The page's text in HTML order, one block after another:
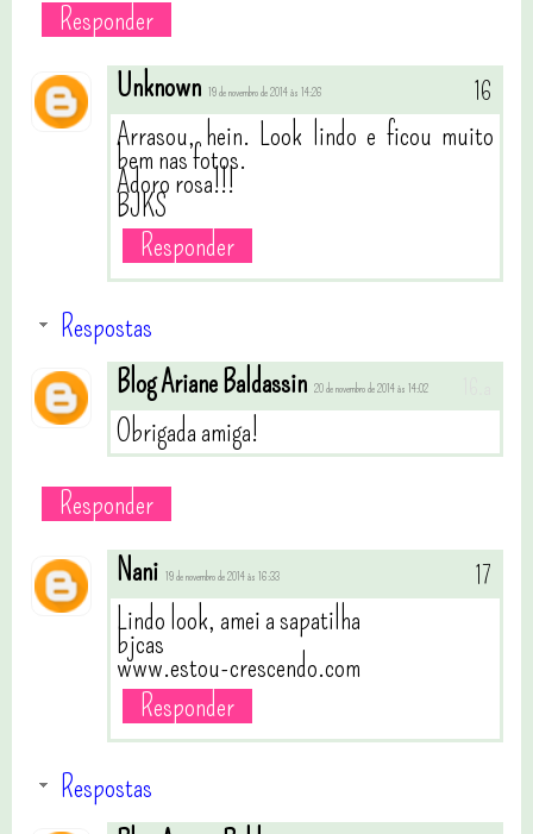
Responder
Unknown 19 de novembro de 2014 às 14:26
Arrasou, hein. Look lindo e ficou muito
bem nas fotos.
Adoro rosa!!!
BJKS
Responder
Respostas
Blog Ariane Baldassin 20 de novembro de 2014 às 14:02
Obrigada amiga!
Responder
Nani
19 de novembro de 2014 às 16:33
Lindo look, amei a sapatilha
bjcas
www.estou-crescendo.com
Responder
Respostas